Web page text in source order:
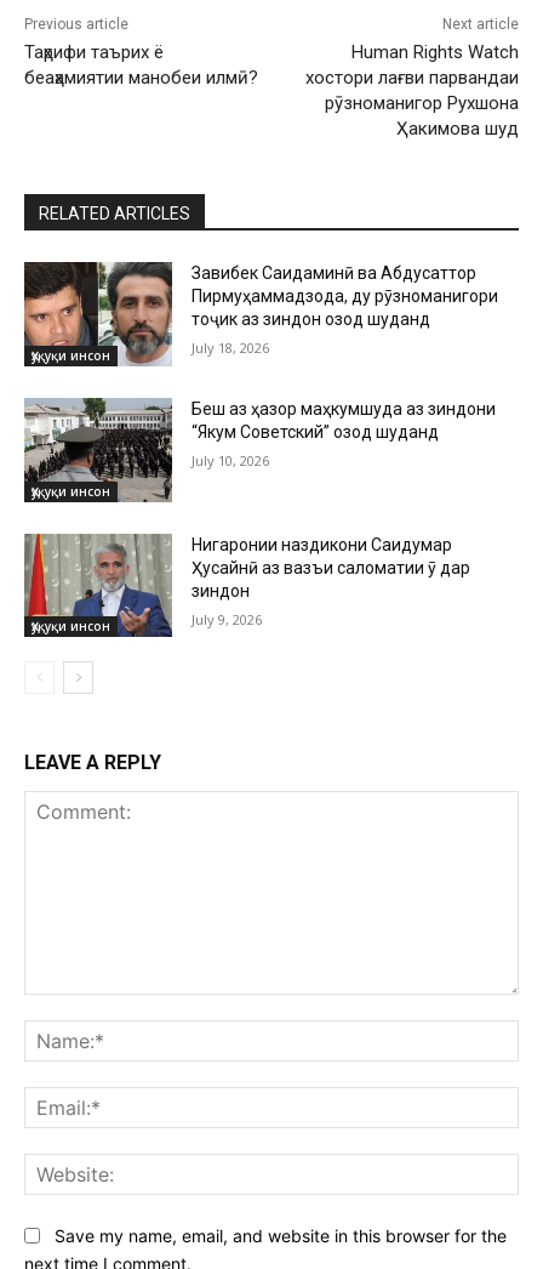
Previous article
Таҳрифи таърих ё
беаҳамиятии манобеи илмӣ?
Next article
Human Rights Watch
хостори лағви парвандаи
рӯзноманигор Рухшона
Ҳакимова шуд
RELATED ARTICLES
Ҳуқуқи инсон
Завқибек Саидаминӣ ва Абдусаттор
Пирмуҳаммадзода, ду рӯзноманигори
тоҷик аз зиндон озод шуданд
July 18, 2026
Ҳуқуқи инсон
Беш аз ҳазор маҳкумшуда аз зиндони
“Якум Советский” озод шуданд
July 10, 2026
Ҳуқуқи инсон
Нигаронии наздикони Саидумар
Ҳусайнӣ аз вазъи саломатии ӯ дар
зиндон
July 9, 2026
LEAVE A REPLY
Save my name, email, and website in this browser for the
next time I comment.